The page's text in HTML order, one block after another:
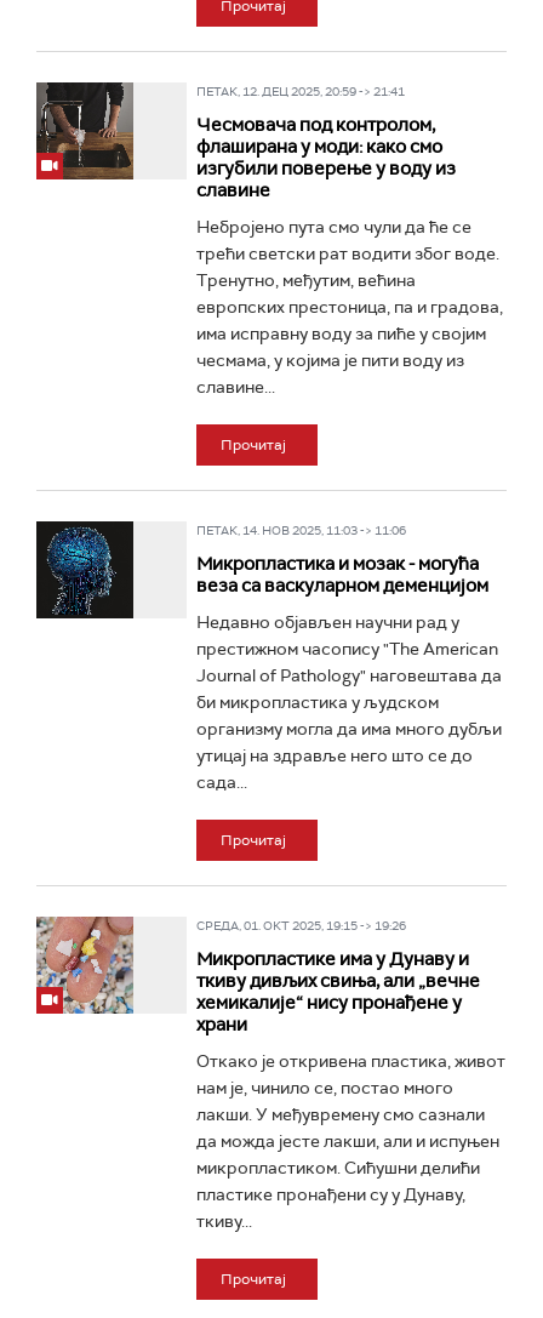
Прочитај
ПЕТАК, 12. ДЕЦ 2025, 20:59 -> 21:41
Чесмовача под контролом,
флаширана у моди: како смо
изгубили поверење у воду из
славине
Небројено пута смо чули да ће се
трећи светски рат водити због воде.
Тренутно, међутим, већина
европских престоница, па и градова,
има исправну воду за пиће у својим
чесмама, у којима је пити воду из
славине...
Прочитај
ПЕТАК, 14. НОВ 2025, 11:03 -> 11:06
Микропластика и мозак - могућа
веза са васкуларном деменцијом
Недавно објављен научни рад у
престижном часопису "The American
Journal of Pathology" наговештава да
би микропластика у људском
организму могла да има много дубљи
утицај на здравље него што се до
сада...
Прочитај
СРЕДА, 01. ОКТ 2025, 19:15 -> 19:26
Микропластике има у Дунаву и
ткиву дивљих свиња, али „вечне
хемикалије“ нису пронађене у
храни
Откако је откривена пластика, живот
нам је, чинило се, постао много
лакши. У међувремену смо сазнали
да можда јесте лакши, али и испуњен
микропластиком. Сићушни делићи
пластике пронађени су у Дунаву,
ткиву...
Прочитај